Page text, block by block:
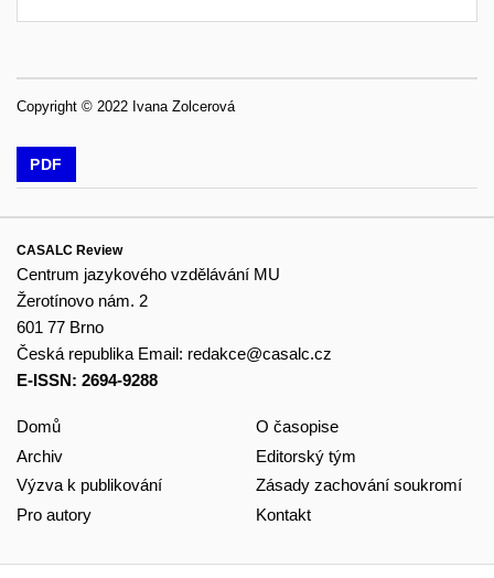
Copyright © 2022 Ivana Zolcerová
PDF
CASALC Review
Centrum jazykového vzdělávání MU
Žerotínovo nám. 2
601 77 Brno
Česká republika Email: redakce@casalc.cz
E-ISSN: 2694-9288
Domů
Archiv
Výzva k publikování
Pro autory
O časopise
Editorský tým
Zásady zachování soukromí
Kontakt